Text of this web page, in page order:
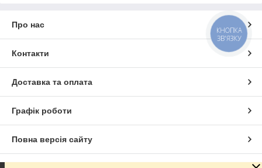
Про нас
Контакти
Доставка та оплата
Графік роботи
Повна версія сайту
КНОПКА
ЗВ'ЯЗКУ